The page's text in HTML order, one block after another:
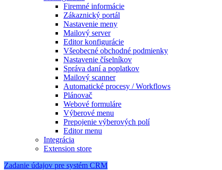
Firemné informácie
Zákaznický portál
Nastavenie meny
Mailový server
Editor konfigurácie
Všeobecné obchodné podmienky
Nastavenie číselníkov
Správa daní a poplatkov
Mailový scanner
Automatické procesy / Workflows
Plánovač
Webové formuláre
Výberové menu
Prepojenie výberových polí
Editor menu
Integrácia
Extension store
Zadanie údajov pre systém CRM